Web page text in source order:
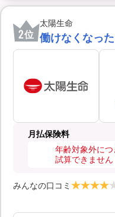
2位
太陽生命
働けなくなっ
月払保険料
年齢対象外につ
試算できません
みんなの口コミ